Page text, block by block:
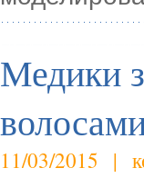
Медики
11/03/2015 |